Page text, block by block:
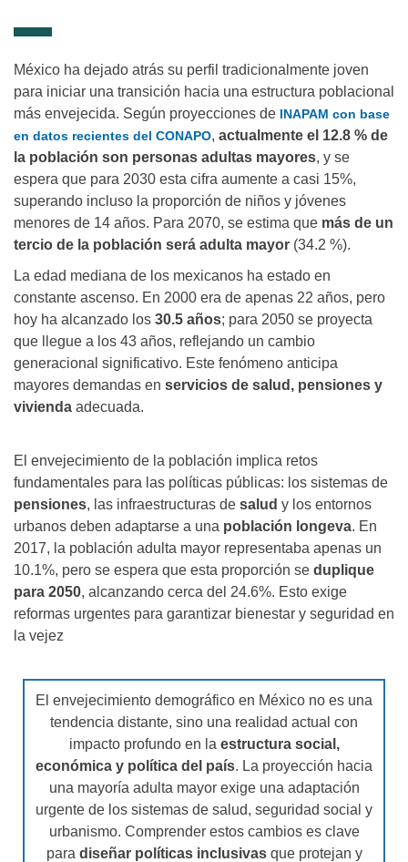
México ha dejado atrás su perfil tradicionalmente joven
para iniciar una transición hacia una estructura poblacional
más envejecida. Según proyecciones de INAPAM con base
en datos recientes del CONAPO, actualmente el 12.8 % de
la población son personas adultas mayores, y se
espera que para 2030 esta cifra aumente a casi 15%,
superando incluso la proporción de niños y jóvenes
menores de 14 años. Para 2070, se estima que más de un
tercio de la población será adulta mayor (34.2 %).
La edad mediana de los mexicanos ha estado en
constante ascenso. En 2000 era de apenas 22 años, pero
hoy ha alcanzado los 30.5 años; para 2050 se proyecta
que llegue a los 43 años, reflejando un cambio
generacional significativo. Este fenómeno anticipa
mayores demandas en servicios de salud, pensiones y
vivienda adecuada.
El envejecimiento de la población implica retos
fundamentales para las políticas públicas: los sistemas de
pensiones, las infraestructuras de salud y los entornos
urbanos deben adaptarse a una población longeva. En
2017, la población adulta mayor representaba apenas un
10.1%, pero se espera que esta proporción se duplique
para 2050, alcanzando cerca del 24.6%. Esto exige
reformas urgentes para garantizar bienestar y seguridad en
la vejez
El envejecimiento demográfico en México no es una
tendencia distante, sino una realidad actual con
impacto profundo en la estructura social,
económica y política del país. La proyección hacia
una mayoría adulta mayor exige una adaptación
urgente de los sistemas de salud, seguridad social y
urbanismo. Comprender estos cambios es clave
para diseñar políticas inclusivasque protejan y